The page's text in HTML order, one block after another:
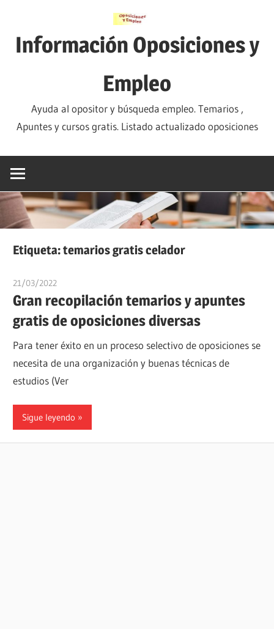
contenido
Información Oposiciones y
Empleo
Ayuda al opositor y búsqueda empleo. Temarios ,
Apuntes y cursos gratis. Listado actualizado oposiciones
Etiqueta:temarios gratis celador
21/03/2022
Gran recopilación temarios y apuntes
gratis de oposiciones diversas
Para tener éxito en un proceso selectivo de oposiciones se
necesita de una organización y buenas técnicas de
estudios (Ver
Sigue leyendo